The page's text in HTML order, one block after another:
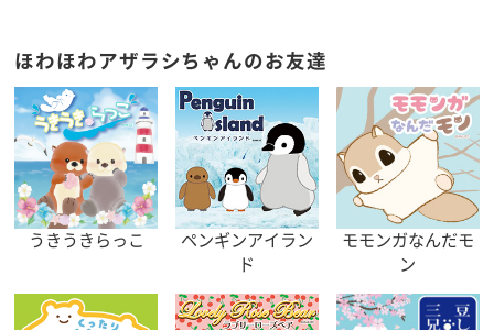
ほわほわアザラシちゃんのお友達
うきうきらっこ
ペンギンアイラン
ド
モモンガなんだモ
ン